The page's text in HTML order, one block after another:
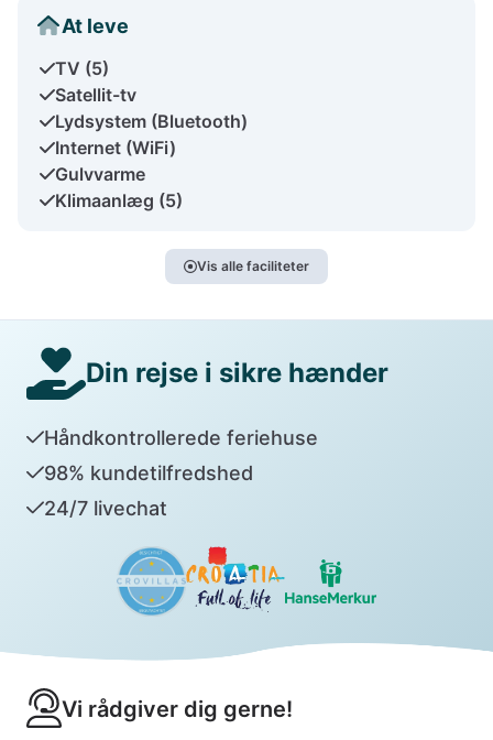
At leve
TV (5)
Satellit-tv
Lydsystem (Bluetooth)
Internet (WiFi)
Gulvvarme
Klimaanlæg (5)
Vis alle faciliteter
Din rejse i sikre hænder
Håndkontrollerede feriehuse
98% kundetilfredshed
24/7 livechat
Vi rådgiver dig gerne!